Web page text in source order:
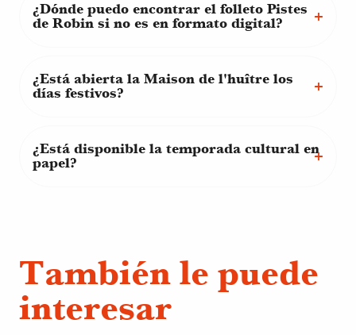
¿Dónde puedo encontrar el folleto Pistes
de Robin si no es en formato digital?
¿Está abierta la Maison de l'huître los
días festivos?
¿Está disponible la temporada cultural en
papel?
También le puede
interesar